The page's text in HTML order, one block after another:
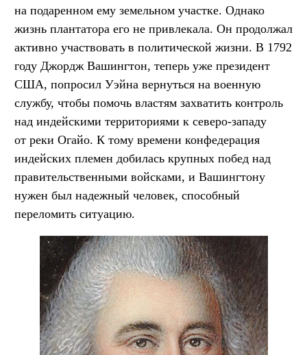
на подаренном ему земельном участке. Однако
жизнь плантатора его не привлекала. Он продолжал
активно участвовать в политической жизни. В 1792
году Джордж Вашингтон, теперь уже президент
США, попросил Уэйна вернуться на военную
службу, чтобы помочь властям захватить контроль
над индейскими территориями к северо-западу
от реки Огайо. К тому времени конфедерация
индейских племен добилась крупных побед над
правительственными войсками, и Вашингтону
нужен был надежный человек, способный
переломить ситуацию.